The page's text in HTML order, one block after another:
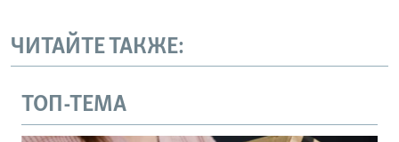
ЧИТАЙТЕ ТАКЖЕ:
ТОП-ТЕМА